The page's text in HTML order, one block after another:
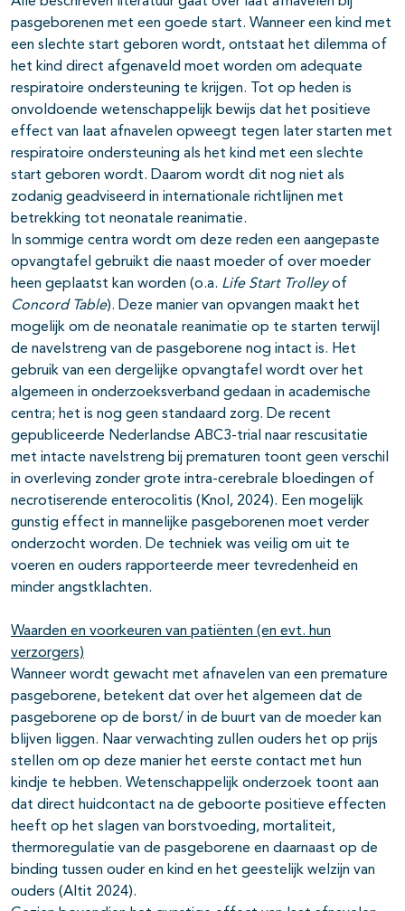
pasgeborenen met een goede start. Wanneer een kind met
een slechte start geboren wordt, ontstaat het dilemma of
het kind direct afgenaveld moet worden om adequate
respiratoire ondersteuning te krijgen. Tot op heden is
onvoldoende wetenschappelijk bewijs dat het positieve
effect van laat afnavelen opweegt tegen later starten met
respiratoire ondersteuning als het kind met een slechte
start geboren wordt. Daarom wordt dit nog niet als
zodanig geadviseerd in internationale richtlijnen met
betrekking tot neonatale reanimatie.
In sommige centra wordt om deze reden een aangepaste
opvangtafel gebruikt die naast moeder of over moeder
heen geplaatst kan worden (o.a. Life Start Trolleyof
Concord Table). Deze manier van opvangen maakt het
mogelijk om de neonatale reanimatie op te starten terwijl
de navelstreng van de pasgeborene nog intact is. Het
gebruik van een dergelijke opvangtafel wordt over het
algemeen in onderzoeksverband gedaan in academische
centra; het is nog geen standaard zorg. De recent
gepubliceerde Nederlandse ABC3-trial naar rescusitatie
met intacte navelstreng bij prematuren toont geen verschil
in overleving zonder grote intra-cerebrale bloedingen of
necrotiserende enterocolitis (Knol, 2024). Een mogelijk
gunstig effect in mannelijke pasgeborenen moet verder
onderzocht worden. De techniek was veilig om uit te
voeren en ouders rapporteerde meer tevredenheid en
minder angstklachten.
Waarden en voorkeuren van patiënten (en evt. hun
verzorgers)
Wanneer wordt gewacht met afnavelen van een premature
pasgeborene, betekent dat over het algemeen dat de
pasgeborene op de borst/ in de buurt van de moeder kan
blijven liggen. Naar verwachting zullen ouders het op prijs
stellen om op deze manier het eerste contact met hun
kindje te hebben. Wetenschappelijk onderzoek toont aan
dat direct huidcontact na de geboorte positieve effecten
heeft op het slagen van borstvoeding, mortaliteit,
thermoregulatie van de pasgeborene en daarnaast op de
binding tussen ouder en kind en het geestelijk welzijn van
ouders (Altit 2024).